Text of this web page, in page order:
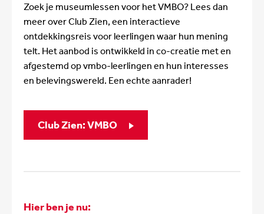
Zoek je museumlessen voor het VMBO? Lees dan
meer over Club Zien, een interactieve
ontdekkingsreis voor leerlingen waar hun mening
telt. Het aanbod is ontwikkeld in co-creatie met en
afgestemd op vmbo-leerlingen en hun interesses
en belevingswereld. Een echte aanrader!
Club Zien: VMBO
Hier ben je nu: